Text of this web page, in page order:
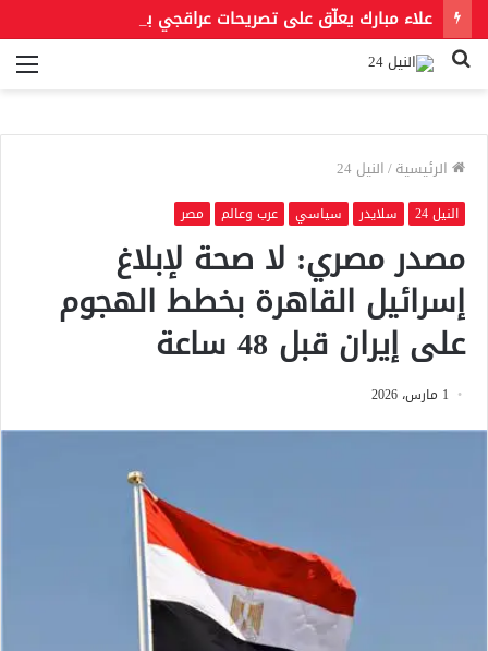
بحث
الرئيسية/النيل 24
النيل 24 سلايدر سياسي عرب وعالم مصر
مصدر مصري: لا صحة لإبلاغ
إسرائيل القاهرة بخطط الهجوم
على إيران قبل 48 ساعة
1 مارس، 2026